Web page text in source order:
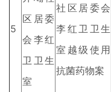
5
区居委
会李红
卫卫生
室
社区居委会
李红卫卫生
室越级使用
抗菌药物案